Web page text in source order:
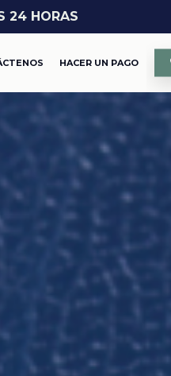
24 HORAS
CUSTODIA DE LOS HIJOS
HACER UN PAGO